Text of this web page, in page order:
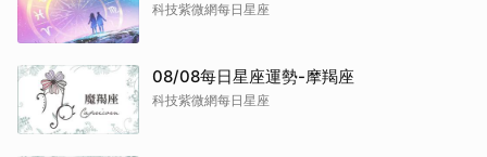
科技紫微網每日星座
08/08每日星座運勢-摩羯座
科技紫微網每日星座